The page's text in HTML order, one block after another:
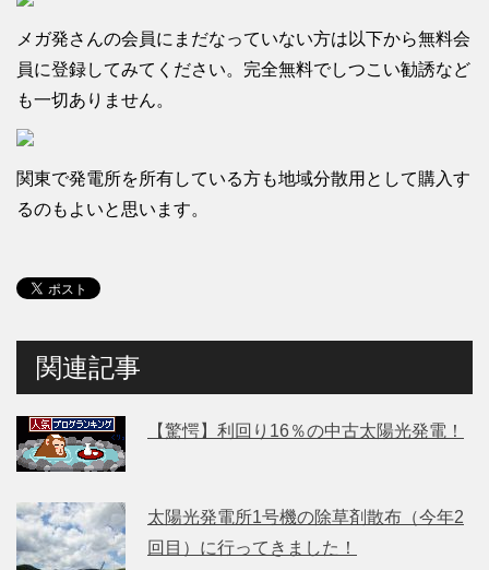
メガ発さんの会員にまだなっていない方は以下から無料会
員に登録してみてください。完全無料でしつこい勧誘など
も一切ありません。
関東で発電所を所有している方も地域分散用として購入す
るのもよいと思います。
関連記事
【驚愕】利回り16％の中古太陽光発電！
太陽光発電所1号機の除草剤散布（今年2
回目）に行ってきました！